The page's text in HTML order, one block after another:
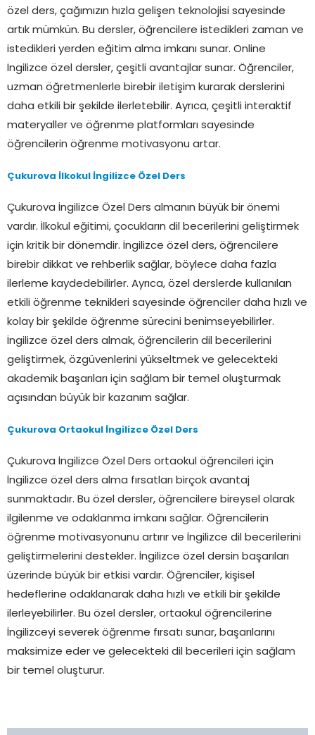
özel ders, çağımızın hızla gelişen teknolojisi sayesinde
artık mümkün. Bu dersler, öğrencilere istedikleri zaman ve
istedikleri yerden eğitim alma imkanı sunar. Online
İngilizce özel dersler, çeşitli avantajlar sunar. Öğrenciler,
uzman öğretmenlerle birebir iletişim kurarak derslerini
daha etkili bir şekilde ilerletebilir. Ayrıca, çeşitli interaktif
materyaller ve öğrenme platformları sayesinde
öğrencilerin öğrenme motivasyonu artar.
Çukurova İlkokul İngilizce Özel Ders
Çukurova İngilizce Özel Ders almanın büyük bir önemi
vardır. İlkokul eğitimi, çocukların dil becerilerini geliştirmek
için kritik bir dönemdir. İngilizce özel ders, öğrencilere
birebir dikkat ve rehberlik sağlar, böylece daha fazla
ilerleme kaydedebilirler. Ayrıca, özel derslerde kullanılan
etkili öğrenme teknikleri sayesinde öğrenciler daha hızlı ve
kolay bir şekilde öğrenme sürecini benimseyebilirler.
İngilizce özel ders almak, öğrencilerin dil becerilerini
geliştirmek, özgüvenlerini yükseltmek ve gelecekteki
akademik başarıları için sağlam bir temel oluşturmak
açısından büyük bir kazanım sağlar.
Çukurova Ortaokul İngilizce Özel Ders
Çukurova İngilizce Özel Ders ortaokul öğrencileri için
İngilizce özel ders alma fırsatları birçok avantaj
sunmaktadır. Bu özel dersler, öğrencilere bireysel olarak
ilgilenme ve odaklanma imkanı sağlar. Öğrencilerin
öğrenme motivasyonunu artırır ve İngilizce dil becerilerini
geliştirmelerini destekler. İngilizce özel dersin başarıları
üzerinde büyük bir etkisi vardır. Öğrenciler, kişisel
hedeflerine odaklanarak daha hızlı ve etkili bir şekilde
ilerleyebilirler. Bu özel dersler, ortaokul öğrencilerine
İngilizceyi severek öğrenme fırsatı sunar, başarılarını
maksimize eder ve gelecekteki dil becerileri için sağlam
bir temel oluşturur.